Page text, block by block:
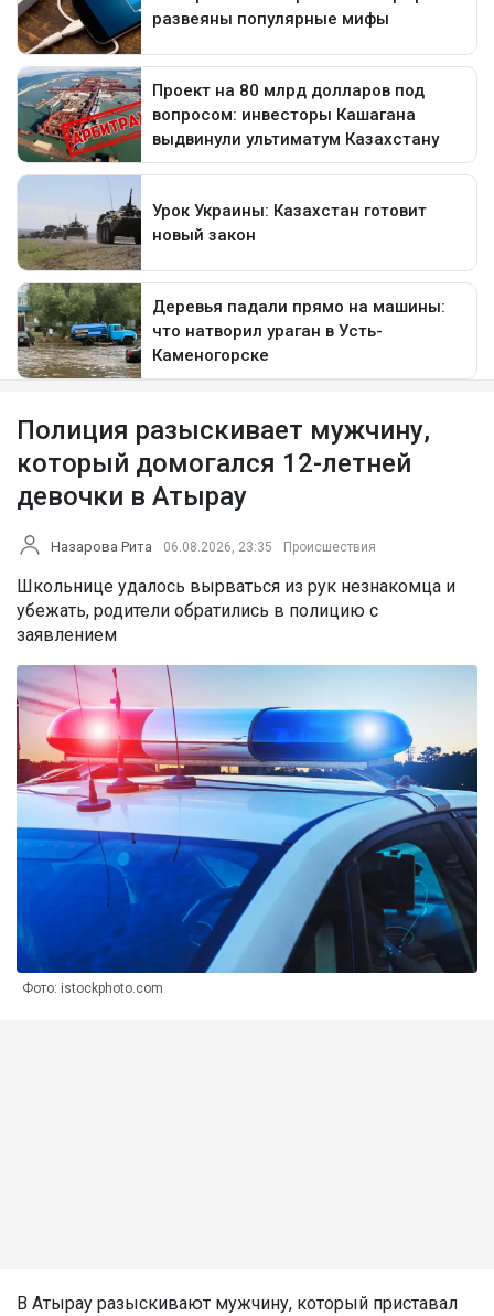
Полиция разыскивает мужчину,
который домогался 12-летней
девочки в Атырау
Назарова Рита 06.08.2026, 23:35 Происшествия
Школьнице удалось вырваться из рук незнакомца и
убежать, родители обратились в полицию с
заявлением
Фото: istockphoto.com
В Атырау разыскивают мужчину, который приставал